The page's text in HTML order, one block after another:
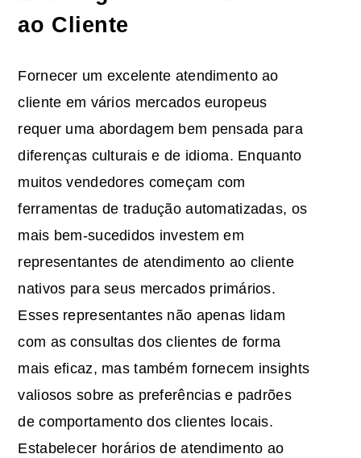
ao Cliente
Fornecer um excelente atendimento ao
cliente em vários mercados europeus
requer uma abordagem bem pensada para
diferenças culturais e de idioma. Enquanto
muitos vendedores começam com
ferramentas de tradução automatizadas, os
mais bem-sucedidos investem em
representantes de atendimento ao cliente
nativos para seus mercados primários.
Esses representantes não apenas lidam
com as consultas dos clientes de forma
mais eficaz, mas também fornecem insights
valiosos sobre as preferências e padrões
de comportamento dos clientes locais.
Estabelecer horários de atendimento ao